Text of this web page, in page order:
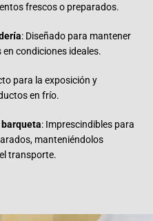
frescos o preparados.
: Diseñado para mantener
condiciones ideales.
para la exposición y
en frío.
: Imprescindibles para
manteniéndolos
transporte.